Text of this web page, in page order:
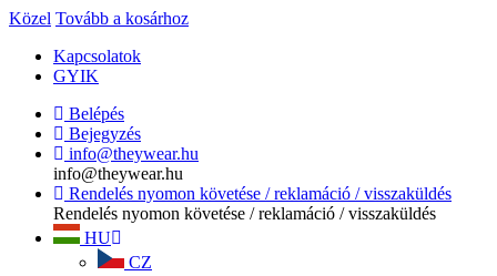
Közel Tovább a kosárhoz
Kapcsolatok
GYIK
Belépés
Bejegyzés
info@theywear.hu
info@theywear.hu
Rendelés nyomon követése / reklamáció / visszaküldés
Rendelés nyomon követése / reklamáció / visszaküldés
HU
CZ